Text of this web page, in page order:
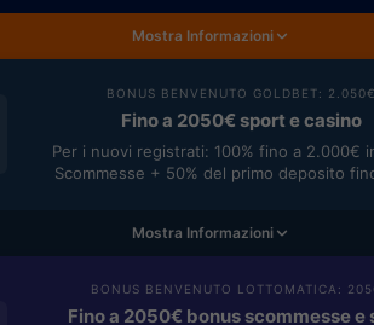
Mostra Informazioni
BONUS BENVENUTO GOLDBET: 2.050€
Fino a 2050€ sport e casino
Per i nuovi registrati: 100% fino a 2.000€
Scommesse + 50% del primo deposito
Mostra Informazioni
BONUS BENVENUTO LOTTOMATICA:
Fino a 2050€ bonus scommesse e